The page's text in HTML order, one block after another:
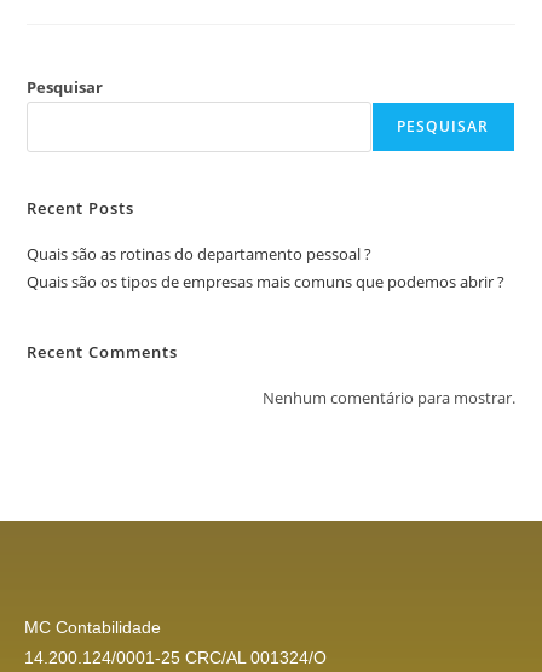
Pesquisar
PESQUISAR
Recent Posts
Quais são as rotinas do departamento pessoal ?
Quais são os tipos de empresas mais comuns que podemos abrir ?
Recent Comments
Nenhum comentário para mostrar.
MC Contabilidade
14.200.124/0001-25 CRC/AL 001324/O